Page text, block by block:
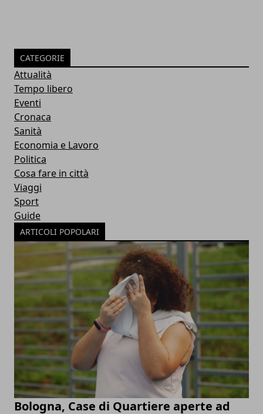
CATEGORIE
Attualità
Tempo libero
Eventi
Cronaca
Sanità
Economia e Lavoro
Politica
Cosa fare in città
Viaggi
Sport
Guide
ARTICOLI POPOLARI
Bologna, Case di Quartiere aperte ad